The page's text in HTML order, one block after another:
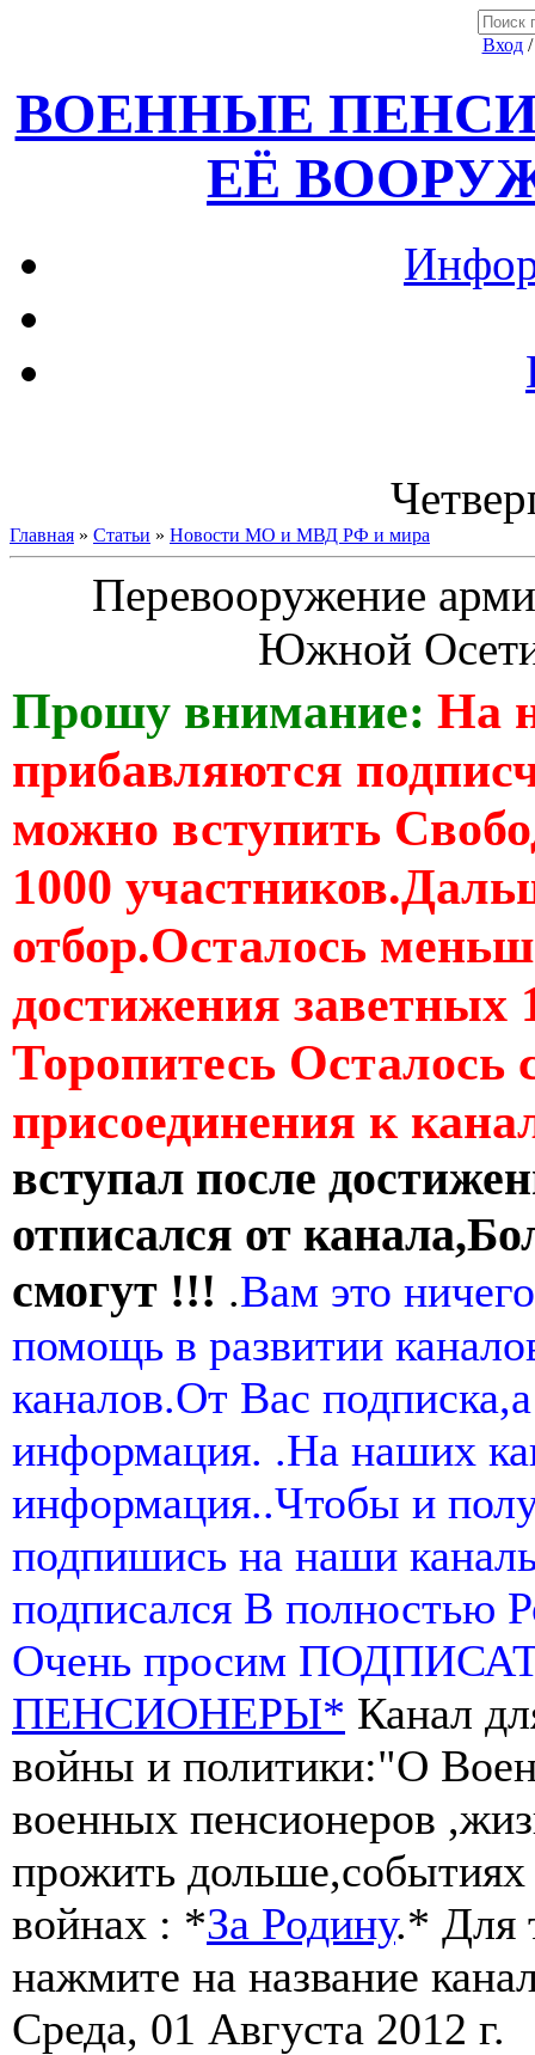
Вход
ВОЕННЫЕ
ЕЁ
Главная » Статьи » Новости МО и МВД РФ и мира
Перевооружение
Южной
Прошу внимание: На
прибавляются
можно вступить
1000
отбор.Осталось
достижения заветных
Торопитесь Осталось
присоединения к
вступал после
отписался от
смогут !!! .Вам это
помощь в развитии
каналов.От Вас
информация. .На наших
информация..Чтобы и
подпишись на наши
подписался В полностью
Очень просим
ПЕНСИОНЕРЫ* Канал
войны и политики:"О
военных пенсионеров
прожить
войнах : *За Родину.* Для
нажмите на название
Среда, 01 Августа 2012 г.